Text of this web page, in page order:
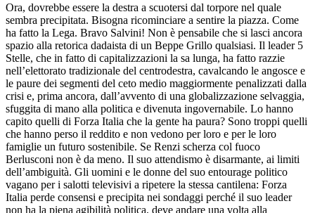
Ora, dovrebbe essere la destra a scuotersi dal torpore nel quale
sembra precipitata. Bisogna ricominciare a sentire la piazza. Come
ha fatto la Lega. Bravo Salvini! Non è pensabile che si lasci ancora
spazio alla retorica dadaista di un Beppe Grillo qualsiasi. Il leader 5
Stelle, che in fatto di capitalizzazioni la sa lunga, ha fatto razzie
nell’elettorato tradizionale del centrodestra, cavalcando le angosce e
le paure dei segmenti del ceto medio maggiormente penalizzati dalla
crisi e, prima ancora, dall’avvento di una globalizzazione selvaggia,
sfuggita di mano alla politica e divenuta ingovernabile. Lo hanno
capito quelli di Forza Italia che la gente ha paura? Sono troppi quelli
che hanno perso il reddito e non vedono per loro e per le loro
famiglie un futuro sostenibile. Se Renzi scherza col fuoco
Berlusconi non è da meno. Il suo attendismo è disarmante, ai limiti
dell’ambiguità. Gli uomini e le donne del suo entourage politico
vagano per i salotti televisivi a ripetere la stessa cantilena: Forza
Italia perde consensi e precipita nei sondaggi perché il suo leader
non ha la piena agibilità politica, deve andare una volta alla